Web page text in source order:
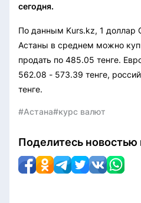
сегодня.
По данным Kurs.kz, 1 доллар
Астаны в среднем можно
продать по 485.05 тенге.
562.08 - 573.39 тенге,
тенге.
#Астана#курс валют
Поделитесь новостью